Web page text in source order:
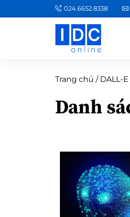
024.6652.8338
Trang chủ / DALL-E
Danh